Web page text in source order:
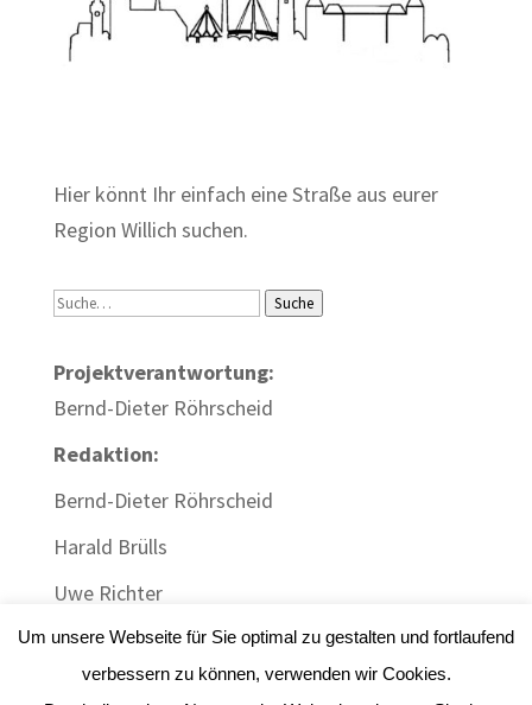
Hier könnt Ihr einfach eine Straße aus eurer
Region Willich suchen.
Suche Suche
Projektverantwortung:
Bernd-Dieter Röhrscheid
Redaktion:
Bernd-Dieter Röhrscheid
Harald Brülls
Uwe Richter
Um unsere Webseite für Sie optimal zu gestalten und fortlaufend
verbessern zu können, verwenden wir Cookies.